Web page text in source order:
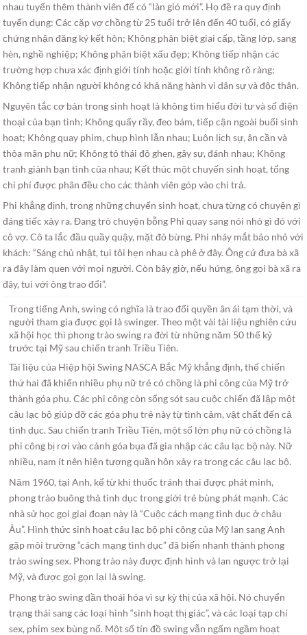
nhau tuyển thêm thành viên để có “làn gió mới”. Họ đề ra quy định
tuyển dụng: Các cặp vợ chồng từ 25 tuổi trở lên đến 40 tuổi, có giấy
chứng nhận đăng ký kết hôn; Không phân biệt giai cấp, tầng lớp, sang
hèn, nghề nghiệp; Không phân biệt xấu đẹp; Không tiếp nhận các
trường hợp chưa xác định giới tính hoặc giới tính không rõ ràng;
Không tiếp nhận người không có khả năng hành vi dân sự và độc thân.
Nguyên tắc cơ bản trong sinh hoạt là không tìm hiểu đời tư và số điện
thoại của bạn tình; Không quấy rầy, đeo bám, tiếp cận ngoài buổi sinh
hoạt; Không quay phim, chụp hình lẫn nhau; Luôn lịch sự, ân cần và
thỏa mãn phụ nữ; Không tỏ thái độ ghen, gây sự, đánh nhau; Không
tranh giành bạn tình của nhau; Kết thúc một chuyến sinh hoạt, tổng
chi phí được phân đều cho các thành viên góp vào chi trả.
Phi khẳng định, trong những chuyến sinh hoạt, chưa từng có chuyện gì
đáng tiếc xảy ra. Đang trò chuyện bỗng Phi quay sang nói nhỏ gì đó với
cô vợ. Cô ta lắc đầu quầy quậy, mặt đỏ bừng. Phi nháy mắt bảo nhỏ với
khách: “Sáng chủ nhật, tụi tôi hẹn nhau cà phê ở đây. Ông cứ đưa bà xã
ra đây làm quen với mọi người. Còn bây giờ, nếu hứng, ông gọi bà xã ra
đây, tui với ông trao đổi”.
Trong tiếng Anh, swing có nghĩa là trao đổi quyền ân ái tạm thời, và
người tham gia được gọi là swinger. Theo một vài tài liệu nghiên cứu
xã hội học thì phong trào swing ra đời từ những năm 50 thế kỷ
trước tại Mỹ sau chiến tranh Triều Tiên.
Tài liệu của Hiệp hội Swing NASCA Bắc Mỹ khẳng định, thế chiến
thứ hai đã khiến nhiều phụ nữ trẻ có chồng là phi công của Mỹ trở
thành góa phụ. Các phi công còn sống sót sau cuộc chiến đã lập một
câu lạc bộ giúp đỡ các góa phụ trẻ này từ tình cảm, vật chất đến cả
tình dục. Sau chiến tranh Triều Tiên, một số lớn phụ nữ có chồng là
phi công bị rơi vào cảnh góa bụa đã gia nhập các câu lạc bộ này. Nữ
nhiều, nam ít nên hiện tượng quần hôn xảy ra trong các câu lạc bộ.
Năm 1960, tại Anh, kể từ khi thuốc tránh thai được phát minh,
phong trào buông thả tình dục trong giới trẻ bùng phát mạnh. Các
nhà sử học gọi giai đoạn này là “Cuộc cách mạng tình dục ở châu
Âu”. Hình thức sinh hoạt câu lạc bộ phi công của Mỹ lan sang Anh
gặp môi trường “cách mạng tình dục” đã biến nhanh thành phong
trào swing sex. Phong trào này được định hình và lan ngược trở lại
Mỹ, và được gọi gọn lại là swing.
Phong trào swing dần thoái hóa vì sự kỳ thị của xã hội. Nó chuyển
trạng thái sang các loại hình “sinh hoạt thị giác”, và các loại tạp chí
sex, phim sex bùng nổ. Một số tín đồ swing vẫn ngấm ngầm hoạt